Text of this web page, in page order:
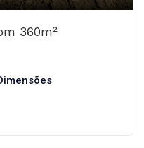
360m²